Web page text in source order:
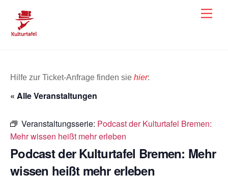
content
Hilfe zur Ticket-Anfrage finden sie hier:
« Alle Veranstaltungen
Veranstaltungsserie: Podcast der Kulturtafel Bremen:
Mehr wissen heißt mehr erleben
Podcast der Kulturtafel Bremen: Mehr
wissen heißt mehr erleben